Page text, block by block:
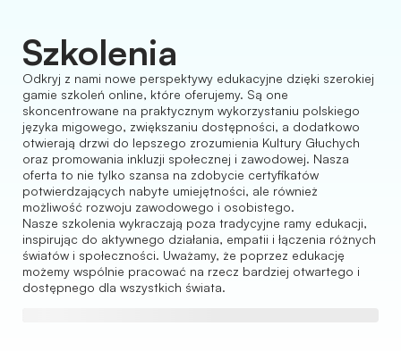
Szkolenia
Odkryj z nami nowe perspektywy edukacyjne dzięki szerokiej
gamie szkoleń online, które oferujemy. Są one
skoncentrowane na praktycznym wykorzystaniu polskiego
języka migowego, zwiększaniu dostępności, a dodatkowo
otwierają drzwi do lepszego zrozumienia Kultury Głuchych
oraz promowania inkluzji społecznej i zawodowej. Nasza
oferta to nie tylko szansa na zdobycie certyfikatów
potwierdzających nabyte umiejętności, ale również
możliwość rozwoju zawodowego i osobistego.
Nasze szkolenia wykraczają poza tradycyjne ramy edukacji,
inspirując do aktywnego działania, empatii i łączenia różnych
światów i społeczności. Uważamy, że poprzez edukację
możemy wspólnie pracować na rzecz bardziej otwartego i
dostępnego dla wszystkich świata.